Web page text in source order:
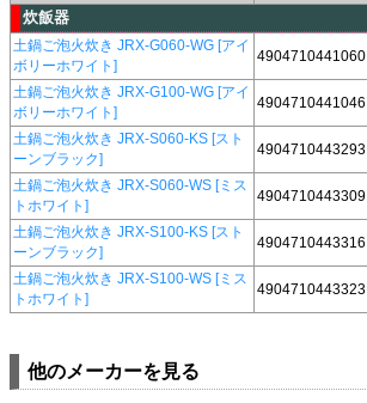
炊飯器
土鍋ご泡火炊き JRX-G060-WG [アイ
ボリーホワイト]
4904710441060
土鍋ご泡火炊き JRX-G100-WG [アイ
ボリーホワイト]
4904710441046
土鍋ご泡火炊き JRX-S060-KS [スト
ーンブラック]
4904710443293
土鍋ご泡火炊き JRX-S060-WS [ミス
トホワイト]
4904710443309
土鍋ご泡火炊き JRX-S100-KS [スト
ーンブラック]
4904710443316
土鍋ご泡火炊き JRX-S100-WS [ミス
トホワイト]
4904710443323
他のメーカーを見る